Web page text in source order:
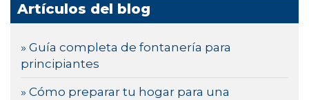
Artículos del blog
» Guía completa de fontanería para
principiantes
» Cómo preparar tu hogar para una